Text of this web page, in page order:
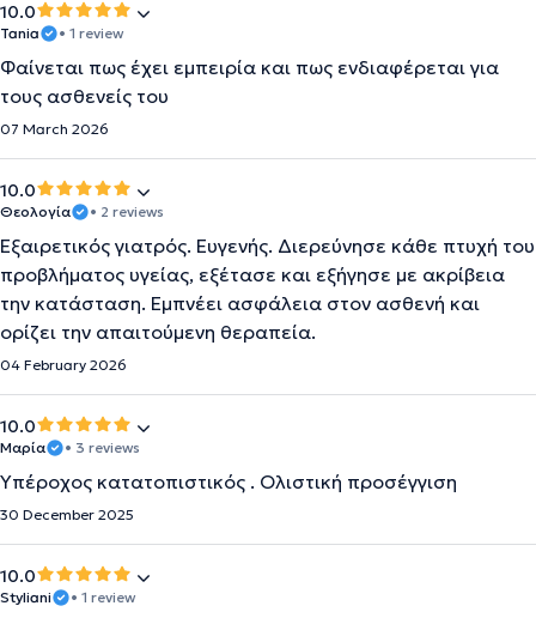
10.0
Tania • 1 review
Φαίνεται πως έχει εμπειρία και πως ενδιαφέρεται για
τους ασθενείς του
07 March 2026
10.0
Θεολογία • 2 reviews
Εξαιρετικός γιατρός. Ευγενής. Διερεύνησε κάθε πτυχή του
προβλήματος υγείας, εξέτασε και εξήγησε με ακρίβεια
την κατάσταση. Εμπνέει ασφάλεια στον ασθενή και
ορίζει την απαιτούμενη θεραπεία.
04 February 2026
10.0
Μαρία • 3 reviews
Υπέροχος κατατοπιστικός . Ολιστική προσέγγιση
30 December 2025
10.0
Styliani • 1 review